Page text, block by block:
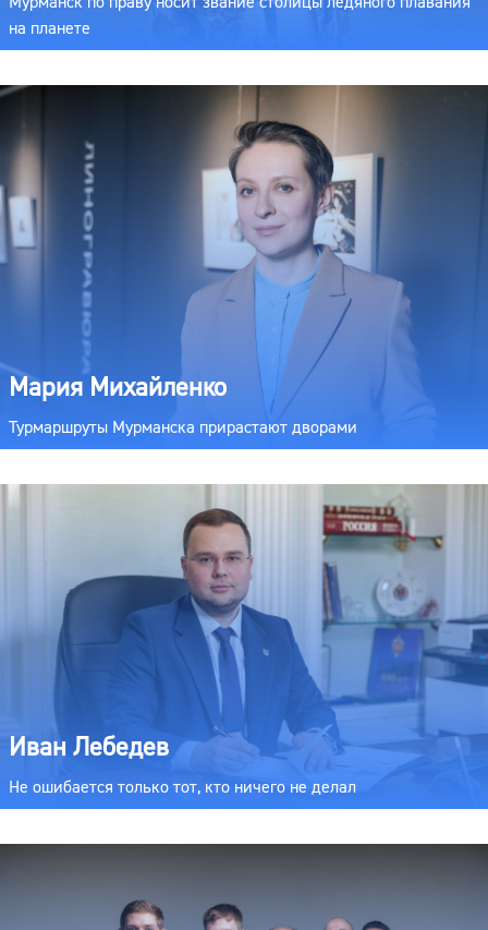
на планете
Мария Михайленко
Турмаршруты Мурманска прирастают дворами
Иван Лебедев
Не ошибается только тот, кто ничего не делал